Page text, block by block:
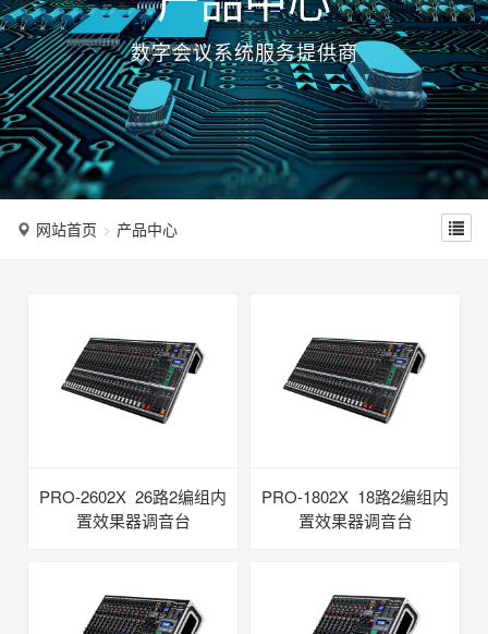
a
t
i
o
n
数字会议系统服务提供商
网站首页 产品中心
PRO-2602X 26路2编组内
置效果器调音台
PRO-1802X 18路2编组内
置效果器调音台